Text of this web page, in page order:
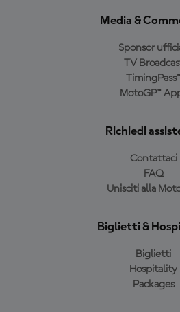
Media &
Sponsor
TV
TimingPass™
MotoGP™
Richiedi
Contattaci
FAQ
Unisciti alla
Biglietti &
Biglietti
Hospitality
Packages